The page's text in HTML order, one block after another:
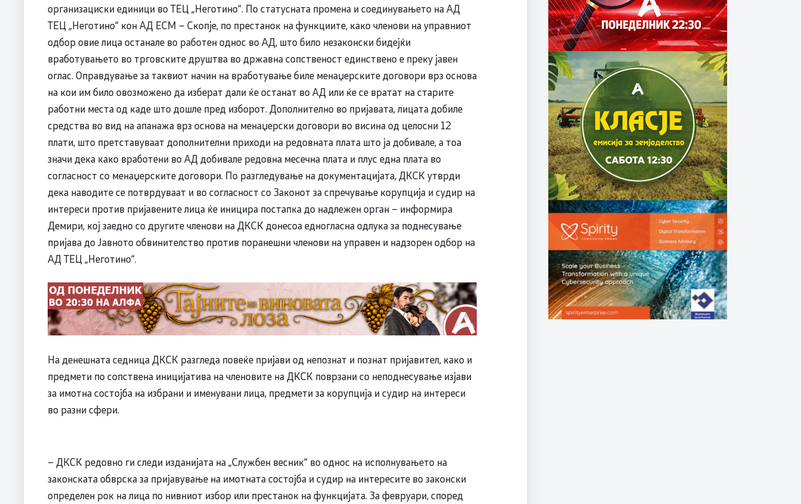
организациски единици во ТЕЦ „Неготино“. По статусната промена и соединувањето на АД
ТЕЦ „Неготино“ кон АД ЕСМ – Скопје, по престанок на функциите, како членови на управниот
одбор овие лица останале во работен однос во АД, што било незаконски бидејќи
вработувањето во трговските друштва во државна сопственост единствено е преку јавен
оглас. Оправдување за таквиот начин на вработување биле менаџерските договори врз основа
на кои им било овозможено да изберат дали ќе останат во АД или ќе се вратат на старите
работни места од каде што дошле пред изборот. Дополнително во пријавата, лицата добиле
средства во вид на апанажа врз основа на менаџерски договори во висина од целосни 12
плати, што претставуваат дополнителни приходи на редовната плата што ја добивале, а тоа
значи дека како вработени во АД добивале редовна месечна плата и плус една плата во
согласност со менаџерските договори. По разгледување на документацијата, ДКСК утврди
дека наводите се потврдуваат и во согласност со Законот за спречување корупција и судир на
интереси против пријавените лица ќе иницира постапка до надлежен орган – информира
Демири, кој заедно со другите членови на ДКСК донесоа едногласна одлука за поднесување
пријава до Јавното обвинителство против поранешни членови на управен и надзорен одбор на
АД ТЕЦ „Неготино“.
На денешната седница ДКСК разгледа повеќе пријави од непознат и познат пријавител, како и
предмети по сопствена иницијатива на членовите на ДКСК поврзани со неподнесување изјави
за имотна состојба на избрани и именувани лица, предмети за корупција и судир на интереси
во разни сфери.
– ДКСК редовно ги следи изданијата на „Службен весник“ во однос на исполнувањето на
законската обврска за пријавување на имотната состојба и судир на интересите во законски
определен рок на лица по нивниот избор или престанок на функцијата. За февруари, според